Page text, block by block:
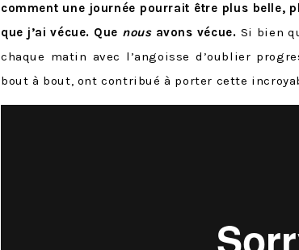
comment une journée pourrait être plus belle,
que j’ai vécue. Que nousavons vécue. Si bien
chaque matin avec l’angoisse d’oublier
bout à bout, ont contribué à porter cette